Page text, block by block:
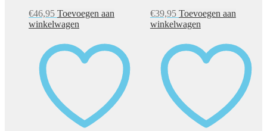
€46,95 Toevoegen aan
winkelwagen
€39,95 Toevoegen aan
winkelwagen